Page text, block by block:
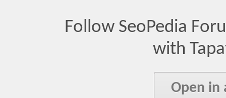
Follow SeoPedia
with
Open in